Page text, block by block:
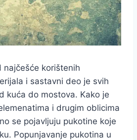
najčešće korištenih
i sastavni deo je svih
kuća do mostova. Kako je
i drugim oblicima
se pojavljuju pukotine koje
Popunjavanje pukotina u